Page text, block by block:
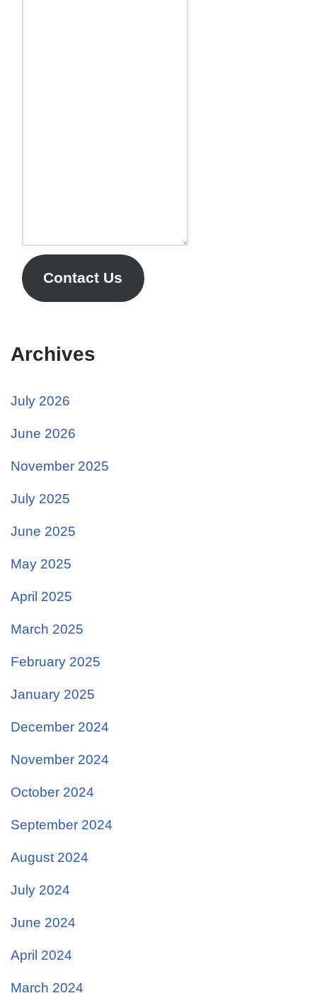
Contact Us
Archives
July 2026
June 2026
November 2025
July 2025
June 2025
May 2025
April 2025
March 2025
February 2025
January 2025
December 2024
November 2024
October 2024
September 2024
August 2024
July 2024
June 2024
April 2024
March 2024